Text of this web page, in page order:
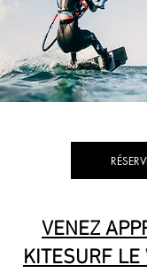
VENEZ
KITESURF LE